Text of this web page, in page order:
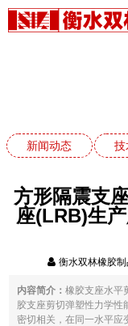
新闻动态 技
方形隔震支
座(LRB)生
衡水双林橡胶
内容简介：橡胶支座水平
胶支座剪切弹塑性力学性
密切相关，在同一水平应